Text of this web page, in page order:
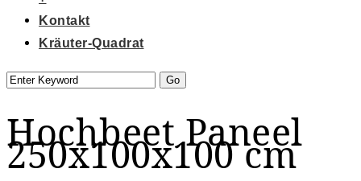
Kontakt
Kräuter-Quadrat
Hochbeet Paneel
250x100x100 cm